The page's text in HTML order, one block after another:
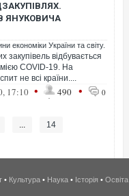
ЯНУКОВИЧА
економіки України та світу.
закупівель відбувається
COVID-19. На
не всі країни....
17:10 • 490 • 0
... 14
• Культура • Наука • Історія • Освіта